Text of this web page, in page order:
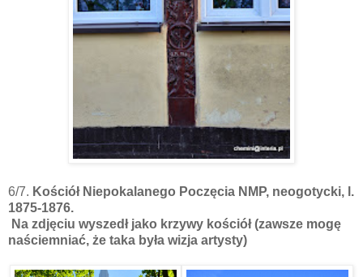
6/7. Kościół Niepokalanego Poczęcia NMP, neogotycki, l.
1875-1876.
Na zdjęciu wyszedł jako krzywy kościół (zawsze mogę
naściemniać, że taka była wizja artysty)